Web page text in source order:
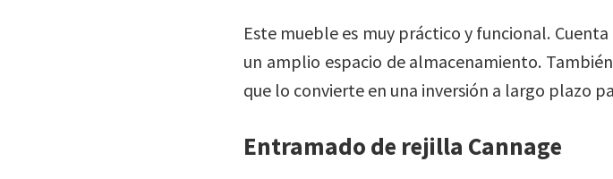
Este mueble es muy práctico y funcional.
un amplio espacio de almacenamiento.
que lo convierte en una inversión a largo plazo
Entramado de rejilla Cannage